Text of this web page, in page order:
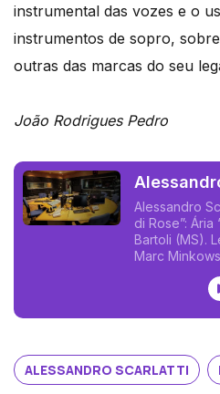
instrumental das vozes e o
instrumentos de sopro,
outras das marcas do seu
João Rodrigues Pedro
anos da
Alessandro
di Rose”:
Bartoli (MS).
Marc
ALESSANDRO SCARLATTI